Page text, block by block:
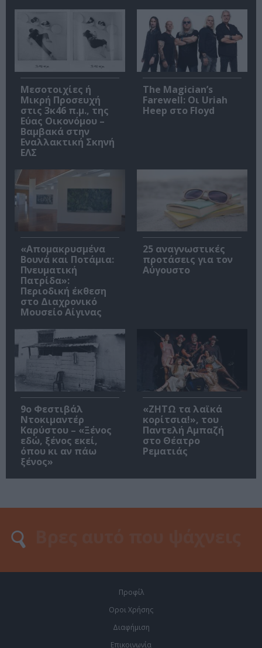
Μεσοτοιχίες ή
Μικρή Προσευχή
στις 3κ46 π.μ., της
Εύας Οικονόμου –
Βαμβακά στην
Εναλλακτική Σκηνή
ΕΛΣ
The Magician’s
Farewell: Οι Uriah
Heep στο Floyd
«Απομακρυσμένα
Βουνά και Ποτάμια:
Πνευματική
Πατρίδα»:
Περιοδική έκθεση
στο Διαχρονικό
Μουσείο Αίγινας
25 αναγνωστικές
προτάσεις για τον
Αύγουστο
9ο Φεστιβάλ
Ντοκιμαντέρ
Καρύστου – «Ξένος
εδώ, ξένος εκεί,
όπου κι αν πάω
ξένος»
«ΖΗΤΩ τα λαϊκά
κορίτσια!», του
Παντελή Αμπαζή
στο Θέατρο
Ρεματιάς
Προφίλ
Οροι Χρήσης
Διαφήμιση
Επικοινωνία